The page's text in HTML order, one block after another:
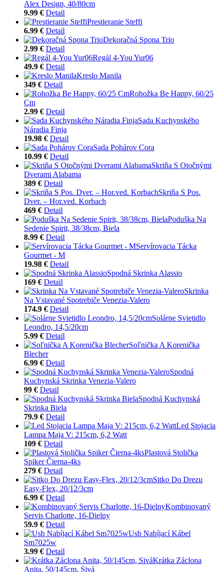
Alex Design, 40/80cm
9.99 € Detail
Prestieranie Steffi
6.99 € Detail
Dekoračná Spona Trio
2.99 € Detail
Regál 4-You Yur06
49.9 € Detail
Kreslo Manila
349 € Detail
Rohožka Be Happy, 60/25
Cm
2.99 € Detail
Sada Kuchynského
Náradia Finja
19.98 € Detail
Sada Pohárov Cora
10.99 € Detail
Skriňa S Otočnými
Dverami Alabama
389 € Detail
Skriňa S Pos.
Dver. – Hor.ved. Korbach
469 € Detail
Poduška Na
Sedenie Spirit, 38/38cm, Biela
8.99 € Detail
Servírovacia Tácka
Gourmet - M
19.98 € Detail
Spodná Skrinka Alassio
169 € Detail
Skrinka
Na Vstavané Spotrebiče Venezia-Valero
174.9 € Detail
Solárne Svietidlo
Leondro, 14,5/20cm
5.99 € Detail
Soľnička A Korenička
Blecher
6.99 € Detail
Spodná
Kuchynská Skrinka Venezia-Valero
99 € Detail
Spodná Kuchynská
Skrinka Biela
79.9 € Detail
Led Stojacia
Lampa Maja V: 215cm, 6,2 Watt
109 € Detail
Plastová Stolička
Spiker Čierna-4ks
279 € Detail
Sitko Do Drezu
Easy-Flex, 20/12/3cm
6.99 € Detail
Kombinovaný
Servis Charlotte, 16-Dielny
59.9 € Detail
Usb Nabíjací Kábel
Sm7025w
3.99 € Detail
Krátka Záclona
Anita, 50/145cm, Sivá